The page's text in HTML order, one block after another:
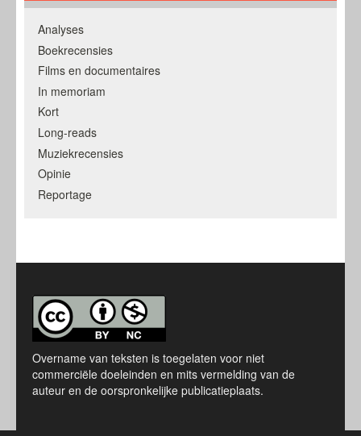
Analyses
Boekrecensies
Films en documentaires
In memoriam
Kort
Long-reads
Muziekrecensies
Opinie
Reportage
Overname van teksten is toegelaten voor niet
commerciële doeleinden en mits vermelding van de
auteur en de oorspronkelijke publicatieplaats.